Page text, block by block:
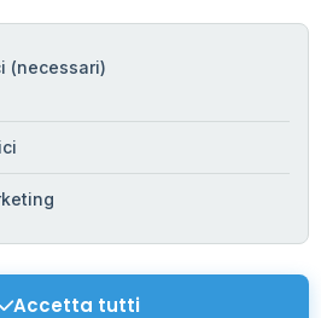
GPL -AF Project Software Agency
delle Imprese e del Made in Italy
(necessari)
Accetta tutti